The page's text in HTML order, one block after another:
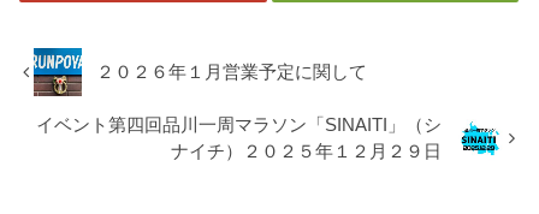
２０２６年１月営業予定に関して
イベント第四回品川一周マラソン「SINAITI」（シ
ナイチ）２０２５年１２月２９日